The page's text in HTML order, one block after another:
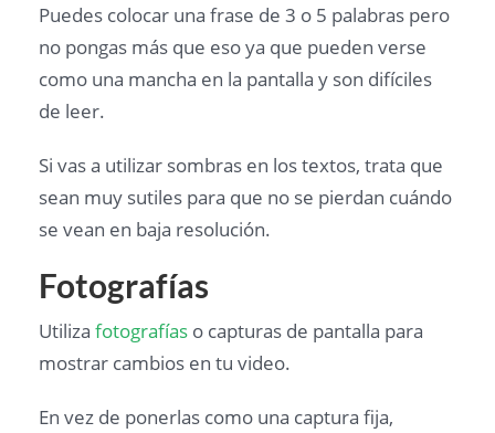
Puedes colocar una frase de 3 o 5 palabras pero
no pongas más que eso ya que pueden verse
como una mancha en la pantalla y son difíciles
de leer.
Si vas a utilizar sombras en los textos, trata que
sean muy sutiles para que no se pierdan cuándo
se vean en baja resolución.
Fotografías
Utiliza fotografías o capturas de pantalla para
mostrar cambios en tu video.
En vez de ponerlas como una captura fija,